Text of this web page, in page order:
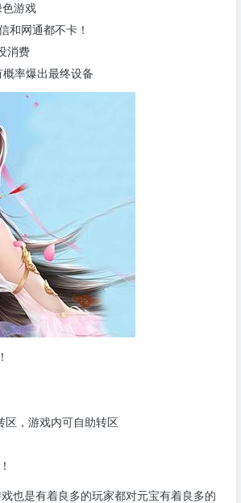
游戏
和网通都不卡！
消费
率爆出最终设备
区，游戏内可自助转区
也是有着良多的玩家都对元宝有着良多的